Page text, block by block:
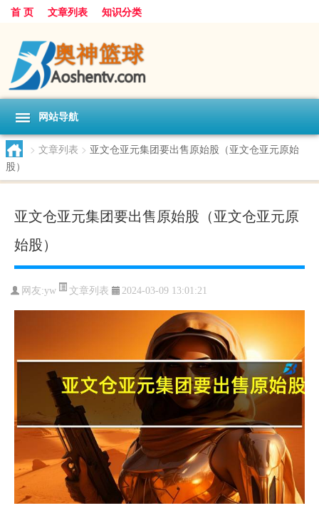
首 页 文章列表 知识分类
网站导航
> 文章列表 > 亚文仓亚元集团要出售原始股（亚文仓亚元原始
股）
亚文仓亚元集团要出售原始股（亚文仓亚元原
始股）
网友:yw 文章列表 2024-03-09 13:01:21